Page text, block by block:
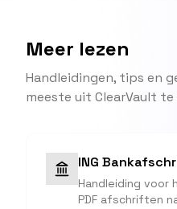
Meer lezen
Handleidingen, tips en
meeste uit ClearVault te
ING
Handleiding voor
PDF afschriften